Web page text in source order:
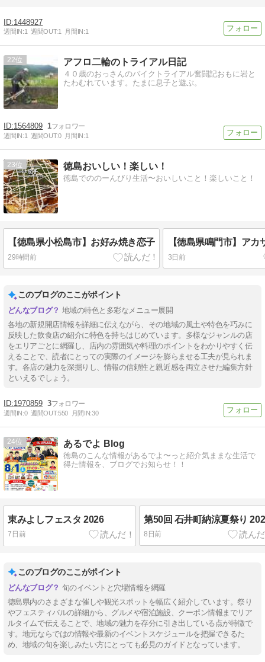
1448927
週間IN:1 週間OUT:1 月間IN:1
22 アフロ二輪のトライアル日記
４０歳のおっさんのバイクトライアル奮闘記おもに岩と
たわむれています。たまに息子と遊ぶ。
1564809 1
週間IN:1 週間OUT:0 月間IN:1
23 徳島おいしい！楽しい！
徳島でののーんびり生活〜おいしいこと！楽しいこと！
【徳島県小松島市】お好み焼き恋子
29時間前
【徳島県鳴門市】アカ
3日前
このブログのここがポイント
地域の特色と多彩なメニュー展開
各地の新規開店情報を詳細に伝えながら、その地域の風土や特色を巧みに
反映した飲食店の紹介に特色を持ちはじめています。多様なジャンルの店
をエリアごとに網羅し、店内の雰囲気や料理のポイントをわかりやすく伝
えることで、読者にとっての実際のイメージを膨らませる工夫が見られま
す。各店の魅力を深掘りし、情報の信頼性と親近感を両立させた編集方針
といえるでしょう。
1970859 3
週間IN:0 週間OUT:550 月間IN:30
24 あるでよ Blog
徳島のこんな情報があるでよ〜っと紹介気ままな生活で
得た情報を、ブログでお知らせ！！
東みよしフェスタ 2026
7日前
第50回 石井町納涼夏祭り
8日前
このブログのここがポイント
旬のイベントと穴場情報を網羅
徳島県内のさまざまな催しや観光スポットを幅広く紹介しています。祭り
やフェスティバルの詳細から、グルメや宿泊施設、クーポン情報までリア
ルタイムで伝えることで、地域の魅力を存分に引き出している点が特徴で
す。地元ならではの情報や最新のイベントスケジュールを把握できるた
め、地域の旬を楽しみたい方にとっても必見のガイドとなっています。